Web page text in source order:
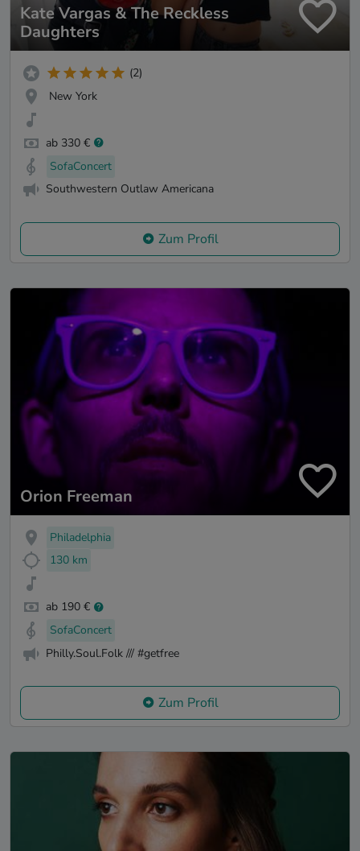
Kate Vargas & The Reckless
Daughters
(2)
New York
ab 330 €
SofaConcert
Southwestern Outlaw Americana
Zum Profil
Orion Freeman
Philadelphia
130 km
ab 190 €
SofaConcert
Philly.Soul.Folk /// #getfree
Zum Profil